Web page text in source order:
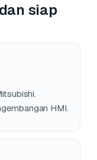
siap
HMI.